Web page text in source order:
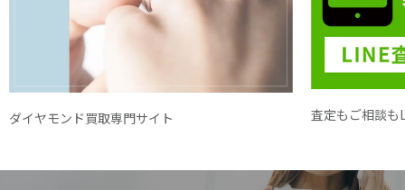
ダイヤモンド買取専門サイト 査定もご相談も